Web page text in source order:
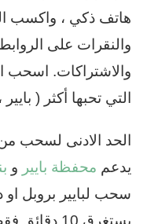
هاتف ذكي ، واكسب
والنقرات على
والاشتراكات. اسحب
التي تحبها أكثر ( بايير ،
يدعم محفظة بايير و
سحب لبايير بروبل او
يستغرق 10 دقائق فقط و يصل محفظتك .